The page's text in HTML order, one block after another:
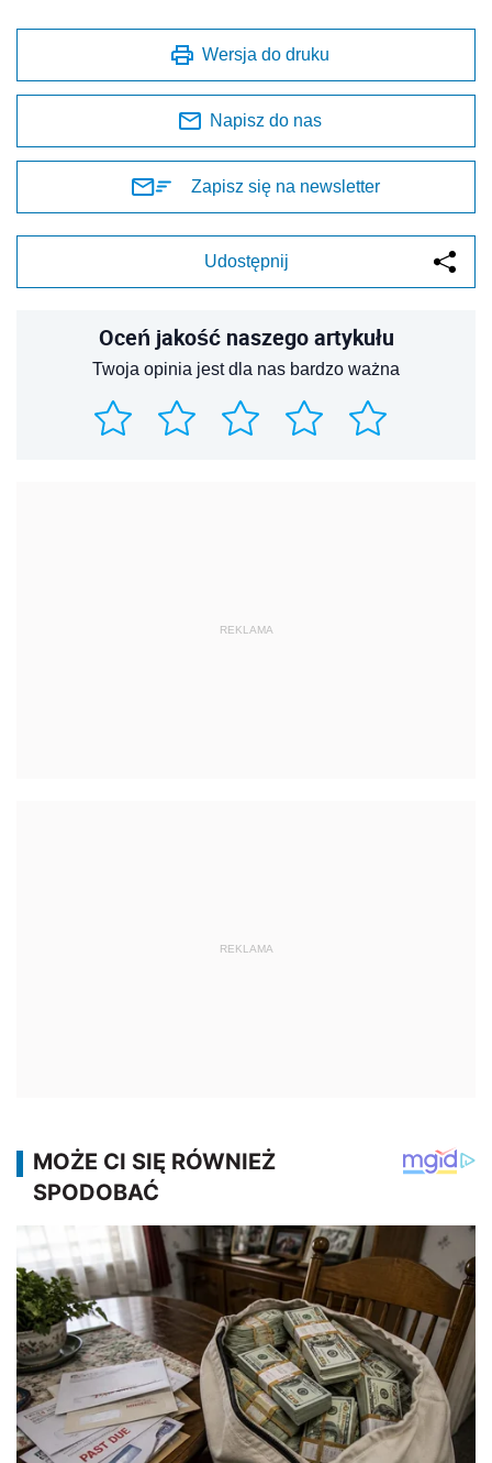
Wersja do druku
Napisz do nas
Zapisz się na newsletter
Udostępnij
Oceń jakość naszego artykułu
Twoja opinia jest dla nas bardzo ważna
REKLAMA
REKLAMA